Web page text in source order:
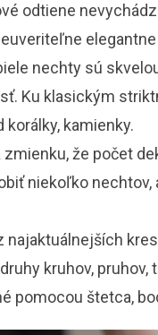
odtiene
nechty sú
Ku klasickým
korálky, kamienky.
zmienku, že počet
niekoľko nechtov,
najaktuálnejších
druhy kruhov,
pomocou štetca,